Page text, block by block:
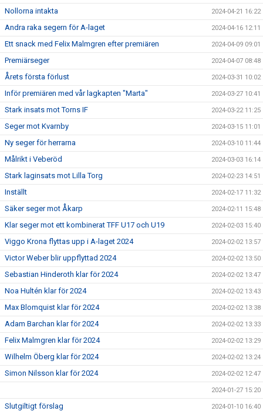
Nollorna intakta 2024-04-21 16:22
Andra raka segern för A-laget 2024-04-16 12:11
Ett snack med Felix Malmgren efter premiären 2024-04-09 09:01
Premiärseger 2024-04-07 08:48
Årets första förlust 2024-03-31 10:02
Inför premiären med vår lagkapten "Marta" 2024-03-27 10:41
Stark insats mot Torns IF 2024-03-22 11:25
Seger mot Kvarnby 2024-03-15 11:01
Ny seger för herrarna 2024-03-10 11:44
Målrikt i Veberöd 2024-03-03 16:14
Stark laginsats mot Lilla Torg 2024-02-23 14:51
Inställt 2024-02-17 11:32
Säker seger mot Åkarp 2024-02-11 15:48
Klar seger mot ett kombinerat TFF U17 och U19 2024-02-03 15:40
Viggo Krona flyttas upp i A-laget 2024 2024-02-02 13:57
Victor Weber blir uppflyttad 2024 2024-02-02 13:50
Sebastian Hinderoth klar för 2024 2024-02-02 13:47
Noa Hultén klar för 2024 2024-02-02 13:43
Max Blomquist klar för 2024 2024-02-02 13:38
Adam Barchan klar för 2024 2024-02-02 13:33
Felix Malmgren klar för 2024 2024-02-02 13:29
Wilhelm Öberg klar för 2024 2024-02-02 13:24
Simon Nilsson klar för 2024 2024-02-02 12:47
2024-01-27 15:20
Slutgiltigt förslag 2024-01-10 16:40